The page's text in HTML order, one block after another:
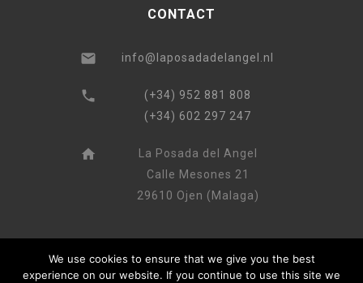
CONTACT
info@laposadadelangel.nl
(+34) 952 881 808
(+34) 602 297 247
La Posada del Angel
Calle Mesones 21
29610 Ojen (Malaga)
We use cookies to ensure that we give you the best
experience on our website. If you continue to use this site we